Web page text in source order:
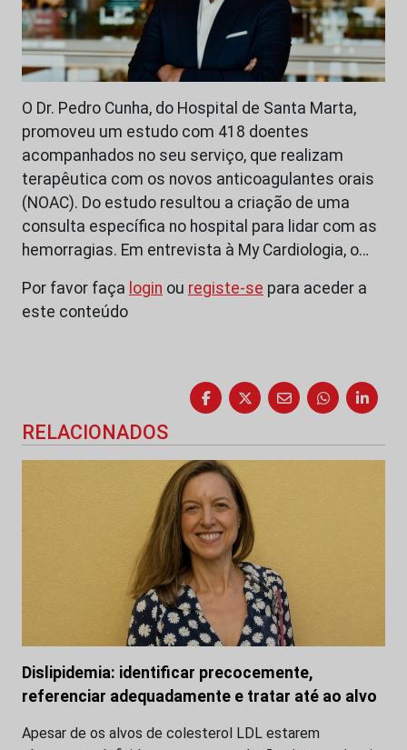
O Dr. Pedro Cunha, do Hospital de Santa Marta,
promoveu um estudo com 418 doentes
acompanhados no seu serviço, que realizam
terapêutica com os novos anticoagulantes orais
(NOAC). Do estudo resultou a criação de uma
consulta específica no hospital para lidar com as
hemorragias. Em entrevista à My Cardiologia, o…
Por favor faça login ou registe-se para aceder a
este conteúdo
RELACIONADOS
Dislipidemia: identificar precocemente,
referenciar adequadamente e tratar até ao alvo
Apesar de os alvos de colesterol LDL estarem